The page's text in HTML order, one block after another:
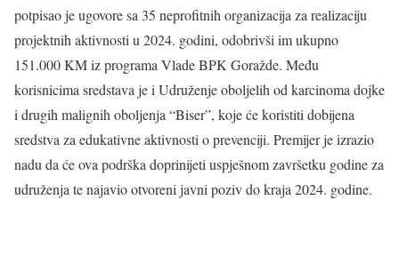
potpisao je ugovore sa 35 neprofitnih organizacija za realizaciju
projektnih aktivnosti u 2024. godini, odobrivši im ukupno
151.000 KM iz programa Vlade BPK Goražde. Među
korisnicima sredstava je i Udruženje oboljelih od karcinoma dojke
i drugih malignih oboljenja “Biser”, koje će koristiti dobijena
sredstva za edukativne aktivnosti o prevenciji. Premijer je izrazio
nadu da će ova podrška doprinijeti uspješnom završetku godine za
udruženja te najavio otvoreni javni poziv do kraja 2024. godine.